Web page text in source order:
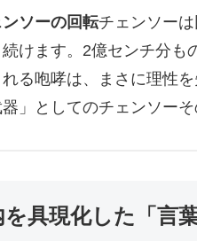
ソーの回転チェンソー
けます。2億センチ分
る咆哮は、まさに理性
」としてのチェンソーそ
具現化した「言